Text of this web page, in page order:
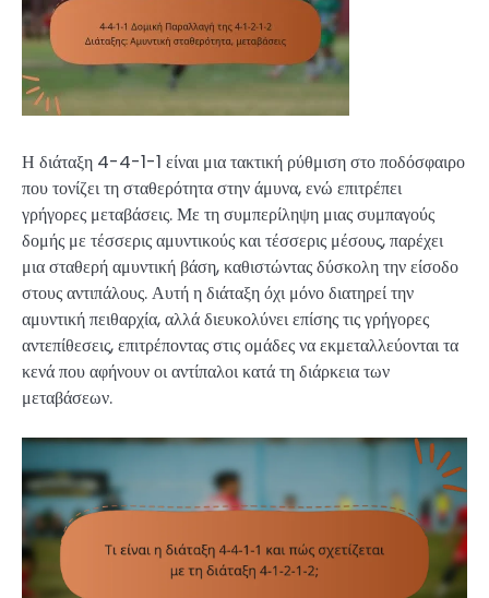
Η διάταξη 4-4-1-1 είναι μια τακτική ρύθμιση στο ποδόσφαιρο
που τονίζει τη σταθερότητα στην άμυνα, ενώ επιτρέπει
γρήγορες μεταβάσεις. Με τη συμπερίληψη μιας συμπαγούς
δομής με τέσσερις αμυντικούς και τέσσερις μέσους, παρέχει
μια σταθερή αμυντική βάση, καθιστώντας δύσκολη την είσοδο
στους αντιπάλους. Αυτή η διάταξη όχι μόνο διατηρεί την
αμυντική πειθαρχία, αλλά διευκολύνει επίσης τις γρήγορες
αντεπίθεσεις, επιτρέποντας στις ομάδες να εκμεταλλεύονται τα
κενά που αφήνουν οι αντίπαλοι κατά τη διάρκεια των
μεταβάσεων.